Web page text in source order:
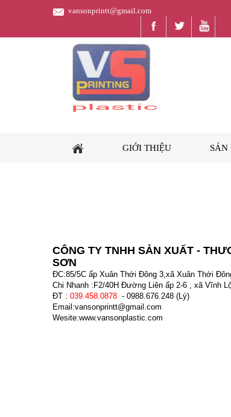
vansonprintt@gmail.com
GIỚI THIỆU SẢN
CÔNG TY TNHH SẢN XUẤT -
SƠN
ĐC:85/5C ấp Xuân Thới Đông 3,xã Xuân Thới
Chi Nhanh :F2/40H Đường Liên ấp 2-6 , xã Vĩnh
ĐT : 039.458.0878 - 0988.676.248 (Lý)
Email:vansonprintt@gmail.com
Wesite:www.vansonplastic.com